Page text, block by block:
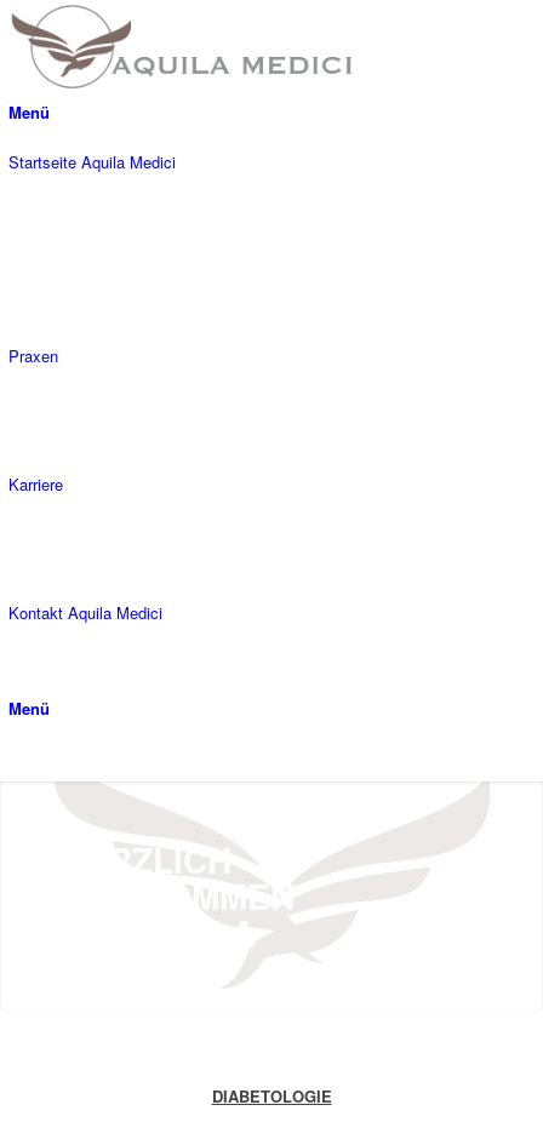
Menü
Startseite Aquila Medici
Praxen
Karriere
Kontakt Aquila Medici
Menü
DIABETOLOGIE